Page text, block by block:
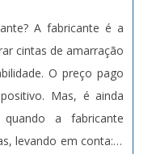
A fabricante é a
cintas de amarração
O preço pago
Mas, é ainda
a fabricante
levando em conta: A